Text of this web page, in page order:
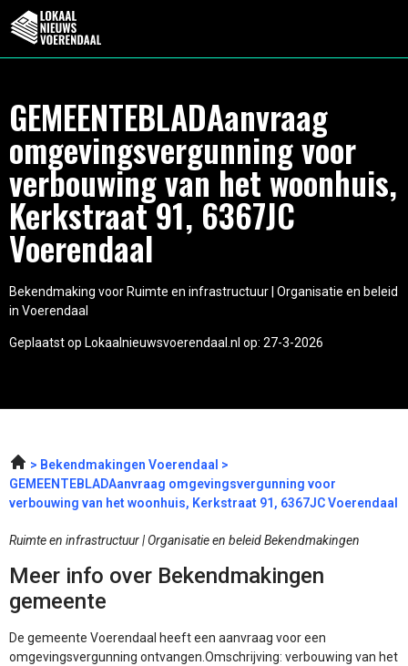
GEMEENTEBLADAanvraag
omgevingsvergunning voor
verbouwing van het woonhuis,
Kerkstraat 91, 6367JC
Voerendaal
Bekendmaking voor Ruimte en infrastructuur | Organisatie en beleid
in Voerendaal
Geplaatst op Lokaalnieuwsvoerendaal.nl op: 27-3-2026
Bekendmakingen Voerendaal
GEMEENTEBLADAanvraag omgevingsvergunning voor
verbouwing van het woonhuis, Kerkstraat 91, 6367JC Voerendaal
Ruimte en infrastructuur | Organisatie en beleid Bekendmakingen
Meer info over Bekendmakingen
gemeente
De gemeente Voerendaal heeft een aanvraag voor een
omgevingsvergunning ontvangen.Omschrijving: verbouwing van het